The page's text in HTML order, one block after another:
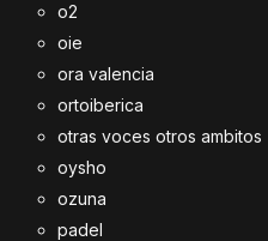
o2
oie
ora valencia
ortoiberica
otras voces otros ambitos
oysho
ozuna
padel